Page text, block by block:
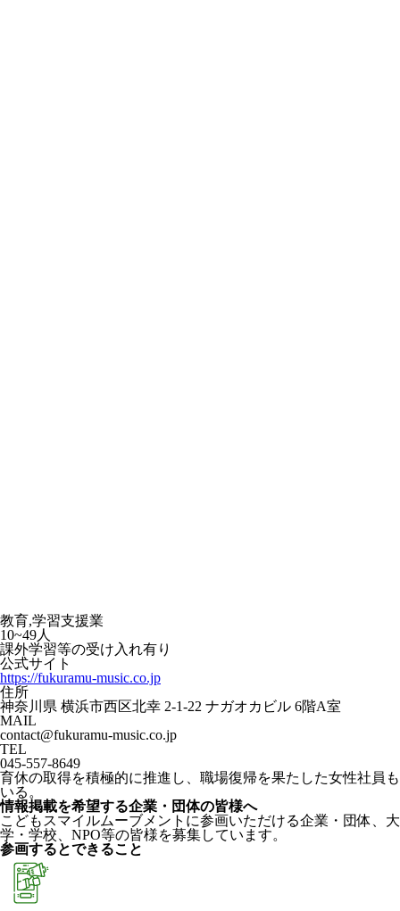
教育,学習支援業
10~49人
課外学習等の受け入れ有り
公式サイト
https://fukuramu-music.co.jp
住所
神奈川県 横浜市西区北幸 2-1-22 ナガオカビル 6階A室
MAIL
contact@fukuramu-music.co.jp
TEL
045-557-8649
育休の取得を積極的に推進し、職場復帰を果たした女性社員も
いる。
情報掲載を希望する企業・団体の皆様へ
こどもスマイルムーブメントに参画いただける企業・団体、大
学・学校、NPO等の皆様を募集しています。
参画するとできること